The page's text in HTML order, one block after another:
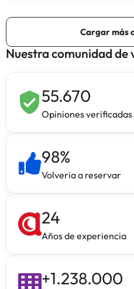
Nuestra comunidad de
55.670
Opiniones verificadas
98%
Volveria a reservar
24
Años de experiencia
+1.238.000